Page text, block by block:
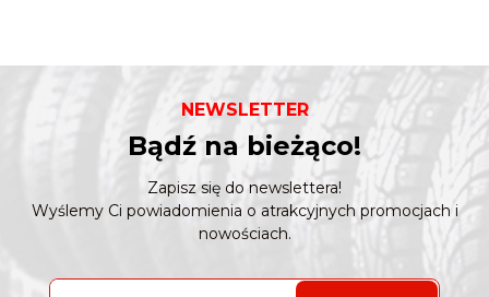
NEWSLETTER
Bądź na bieżąco!
Zapisz się do newslettera!
Wyślemy Ci powiadomienia o atrakcyjnych promocjach i
nowościach.